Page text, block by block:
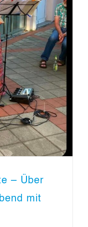
– Über
mit